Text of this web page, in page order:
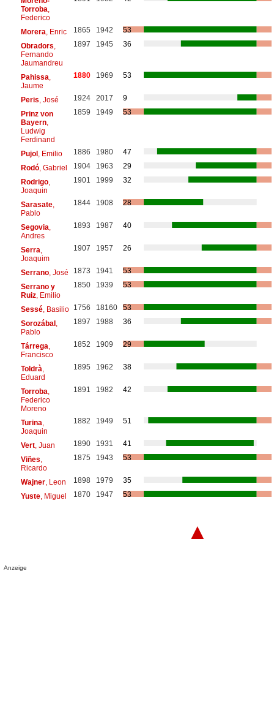
Torroba
Federico
Morera , Enric 1865 1942
53
Obradors
Fernando
Jaumandreu
1897 1945 36
Pahissa
Jaume
1880 1969 53
Peris , José 1924 2017
9
Prinz von
Bayern,
Ludwig
Ferdinand
1859 1949 53
Pujol, Emilio 1886 1980
47
Rodó, Gabriel 1904 1963
29
Rodrigo,
Joaquin
1901 1999 32
Sarasate,
Pablo
1844 1908 28
Segovia
Andres
1893 1987 40
Serra
Joaquim
1907 1957 26
Serrano, José 1873 1941
53
Serrano y
Ruiz, Emilio
1850 1939 53
Sessé, Basilio 1756 18160
53
Sorozábal,
Pablo
1897 1988 36
Tárrega
Francisco
1852 1909 29
Toldrà
Eduard
1895 1962 38
Torroba
Federico
Moreno
1891 1982 42
Turina
Joaquin
1882 1949 51
Vert, Juan 1890 1931
41
Viñes
Ricardo
1875 1943 53
Wajner, Leon 1898 1979
35
Yuste, Miguel 1870 1947 53
▲
Anzeige